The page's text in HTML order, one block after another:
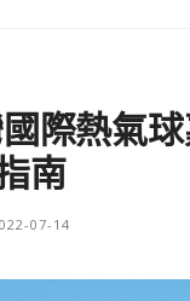
際熱氣
南
07-14